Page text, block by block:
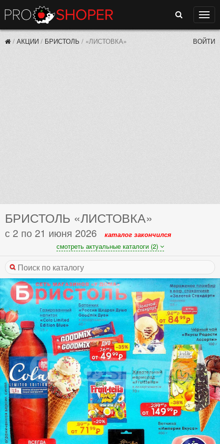
Поиск
/ АКЦИИ / БРИСТОЛЬ / «ЛИСТОВКА» ВОЙТИ
БРИСТОЛЬ «ЛИСТОВКА»
с 2 по 21 июня 2026
каталог закончился
смотреть актуальные каталоги (2)